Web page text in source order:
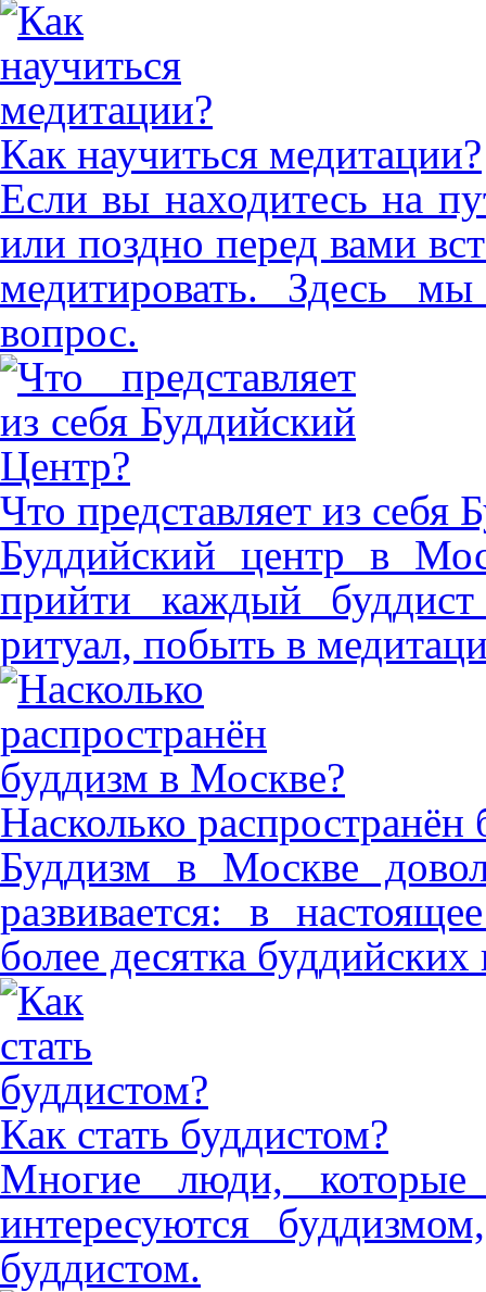
Как научиться медитации?
Если вы находитесь на
или поздно перед вами
медитировать. Здесь
вопрос.
Что представляет из себя
Буддийский центр в
прийти каждый буддист
ритуал, побыть в
Насколько
Буддизм в Москве
развивается: в
более десятка
Как стать буддистом?
Многие люди,
интересуются
буддистом.